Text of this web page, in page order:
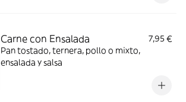
Carne con Ensalada
7,95 €
Pan tostado, ternera, pollo o mixto,
ensalada y salsa